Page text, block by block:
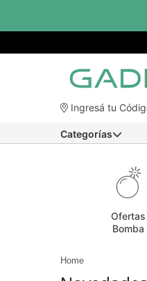
Ingresá tu
Categorías
Ofertas
Bomba
Home